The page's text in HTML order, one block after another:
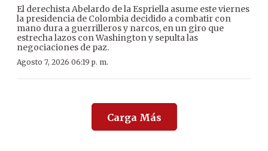
El derechista Abelardo de la Espriella asume este viernes
la presidencia de Colombia decidido a combatir con
mano dura a guerrilleros y narcos, en un giro que
estrecha lazos con Washington y sepulta las
negociaciones de paz.
Agosto 7, 2026 06:19 p. m.
Carga Más